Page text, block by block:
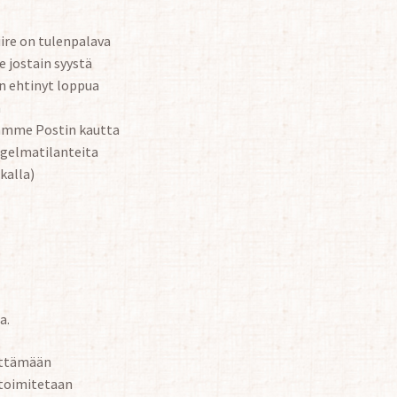
on tulenpalava
jostain syystä
ehtinyt loppua
Postin kautta